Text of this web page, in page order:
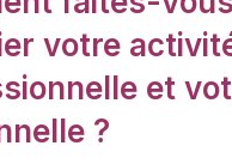
votre
et
?